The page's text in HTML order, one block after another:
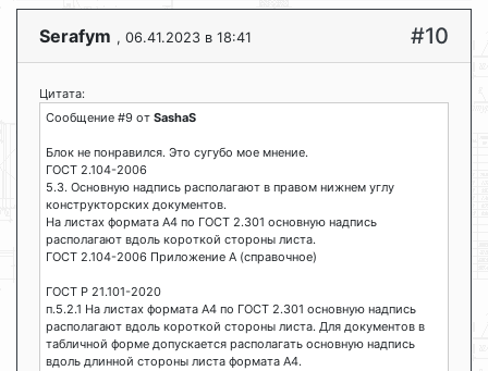
Serafym , 06.41.2023 в 18:41 #10
Цитата:
Сообщение #9 от SashaS
Блок не понравился. Это сугубо мое мнение.
ГОСТ 2.104-2006
5.3. Основную надпись располагают в правом нижнем углу
конструкторских документов.
На листах формата А4 по ГОСТ 2.301 основную надпись
располагают вдоль короткой стороны листа.
ГОСТ 2.104-2006 Приложение А (справочное)
ГОСТ Р 21.101-2020
п.5.2.1 На листах формата A4 по ГОСТ 2.301 основную надпись
располагают вдоль короткой стороны листа. Для документов в
табличной форме допускается располагать основную надпись
вдоль длинной стороны листа формата A4.